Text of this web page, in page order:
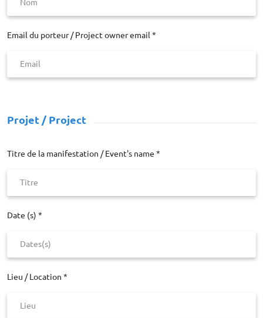
Email du porteur / Project owner email *
Projet / Project
Titre de la manifestation / Event's name *
Date (s) *
Lieu / Location *